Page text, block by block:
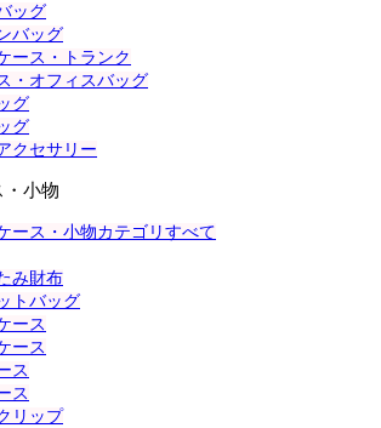
ッグ
バッグ
ース・トランク
・オフィスバッグ
グ
グ
クセサリー
・小物
ース・小物カテゴリすべて
み財布
トバッグ
ース
ース
ス
ス
リップ